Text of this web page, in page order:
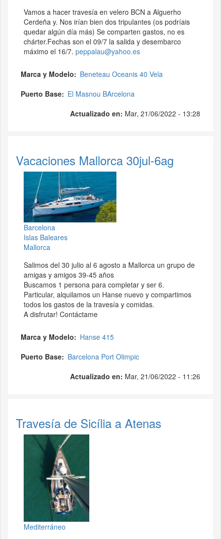
Vamos a hacer travesía en velero BCN a Alguerho
Cerdeña y. Nos irían bien dos tripulantes (os podríais
quedar algún día más) Se comparten gastos, no es
chárter.Fechas son el 09/7 la salida y desembarco
máximo el 16/7. peppalau@yahoo.es
Marca y Modelo
Beneteau Oceanis 40 Vela
Puerto Base
El Masnou BArcelona
Actualizado en: Mar, 21/06/2022 - 13:28
Vacaciones Mallorca 30jul-6ag
Barcelona
Islas Baleares
Mallorca
Salimos del 30 julio al 6 agosto a Mallorca un grupo de
amigas y amigos 39-45 años
Buscamos 1 persona para completar y ser 6.
Particular, alquilamos un Hanse nuevo y compartimos
todos los gastos de la travesía y comidas.
A disfrutar! Contáctame
Marca y Modelo
Hanse 415
Puerto Base
Barcelona Port Olimpic
Actualizado en: Mar, 21/06/2022 - 11:26
Travesía de Sicília a Atenas
Mediterráneo